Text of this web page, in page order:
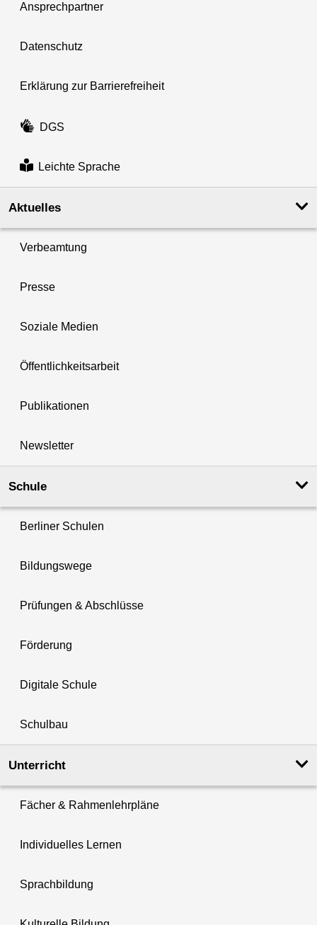
Ansprechpartner
Datenschutz
Erklärung zur Barrierefreiheit
DGS
Leichte Sprache
Aktuelles
Verbeamtung
Presse
Soziale Medien
Öffentlichkeitsarbeit
Publikationen
Newsletter
Schule
Berliner Schulen
Bildungswege
Prüfungen & Abschlüsse
Förderung
Digitale Schule
Schulbau
Unterricht
Fächer & Rahmenlehrpläne
Individuelles Lernen
Sprachbildung